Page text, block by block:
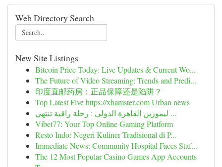
Web Directory Search
New Site Listings
Bitcoin Price Today: Live Updates & Current Wo...
The Future of Video Streaming: Trends and Predi...
印度直邮药房：正品保障还是陷阱？
Top Latest Five https://xhamster.com Urban news
ليموزين القاهرة الدولي : رحلة راقية تنتهي ...
Vibet77: Your Top Online Gaming Platform
Resto Indo: Negeri Kuliner Tradisional di P...
Immediate News: Community Hospital Faces Staf...
The 12 Most Popular Casino Games App Accounts